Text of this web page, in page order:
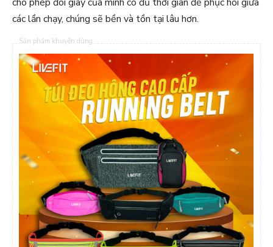
các lần chạy, chúng sẽ bền và tồn tại lâu hơn.
Sản phẩm khuyên dùng